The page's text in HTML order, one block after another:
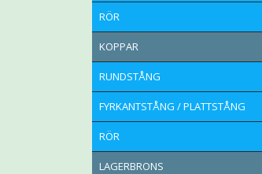
RÖR
KOPPAR
RUNDSTÅNG
FYRKANTSTÅNG / PLATTSTÅNG
RÖR
LAGERBRONS